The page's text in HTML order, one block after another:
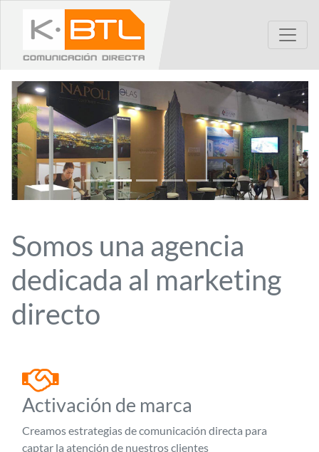
Somos una agencia
dedicada al marketing
directo
Activación de marca
Creamos estrategias de comunicación directa para
captar la atención de nuestros clientes